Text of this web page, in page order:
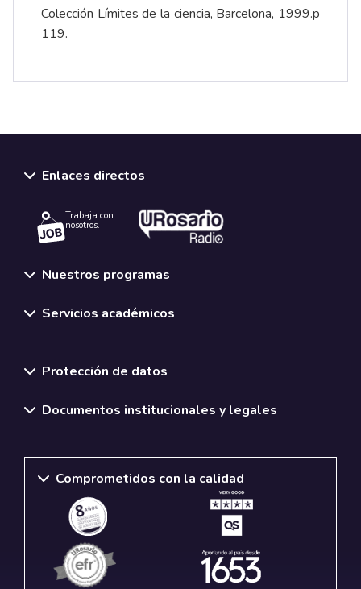
Colección Límites de la ciencia, Barcelona, 1999.p
119.
Enlaces directos
Trabaja con
nosotros.
Nuestros programas
Servicios académicos
Protección de datos
Documentos institucionales y legales
Comprometidos con la calidad